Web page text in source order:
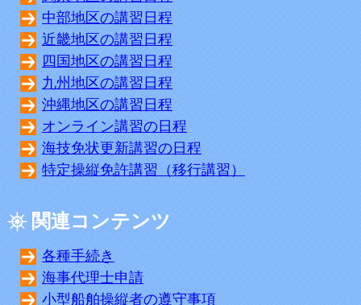
中部地区の講習日程
近畿地区の講習日程
四国地区の講習日程
九州地区の講習日程
沖縄地区の講習日程
オンライン講習の日程
海技免状更新講習の日程
特定操縦免許講習（移行講習）
関連コンテンツ
各種手続き
海事代理士申請
小型船舶操縦者の遵守事項